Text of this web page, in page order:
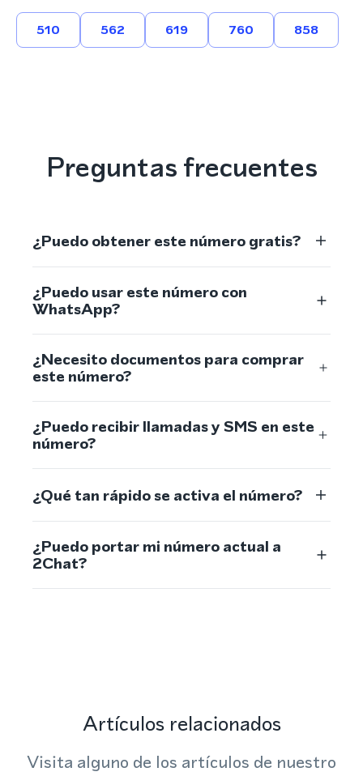
510 562 619 760 858
Preguntas frecuentes
¿Puedo obtener este número gratis?
¿Puedo usar este número con
WhatsApp?
¿Necesito documentos para comprar
este número?
¿Puedo recibir llamadas y SMS en este
número?
¿Qué tan rápido se activa el número?
¿Puedo portar mi número actual a
2Chat?
Artículos relacionados
Visita alguno de los artículos de nuestro